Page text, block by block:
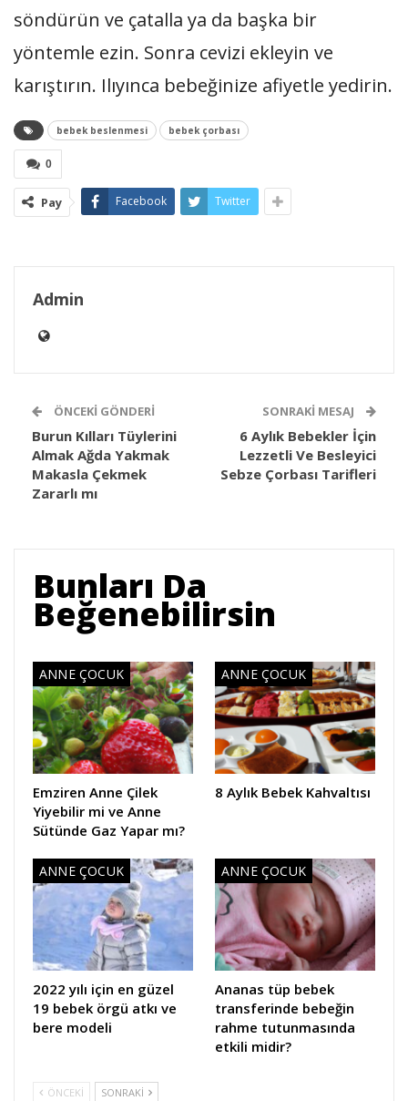
söndürün ve çatalla ya da başka bir
yöntemle ezin. Sonra cevizi ekleyin ve
karıştırın. Ilıyınca bebeğinize afiyetle yedirin.
bebek beslenmesi bebek çorbası
0
Pay Facebook Twitter
Admin
ÖNCEKI GÖNDERI
Burun Kılları Tüylerini
Almak Ağda Yakmak
Makasla Çekmek
Zararlı mı
SONRAKI MESAJ
6 Aylık Bebekler İçin
Lezzetli Ve Besleyici
Sebze Çorbası Tarifleri
Bunları Da
Beğenebilirsin
ANNE ÇOCUK
Emziren Anne Çilek
Yiyebilir mi ve Anne
Sütünde Gaz Yapar mı?
ANNE ÇOCUK
8 Aylık Bebek Kahvaltısı
ANNE ÇOCUK
2022 yılı için en güzel
19 bebek örgü atkı ve
bere modeli
ANNE ÇOCUK
Ananas tüp bebek
transferinde bebeğin
rahme tutunmasında
etkili midir?
ÖNCEKI SONRAKI